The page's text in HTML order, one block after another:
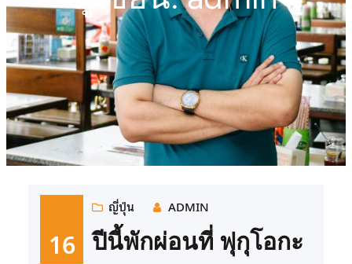
16
ญี่ปุ่น ADMIN
ปีนี้พักผ่อนที่ ฟุกุโอกะ